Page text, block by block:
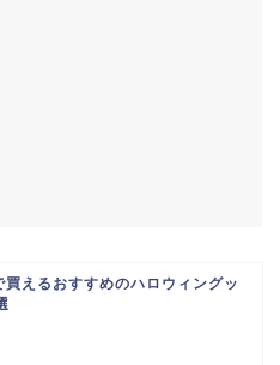
買えるおすすめのハロウィングッ